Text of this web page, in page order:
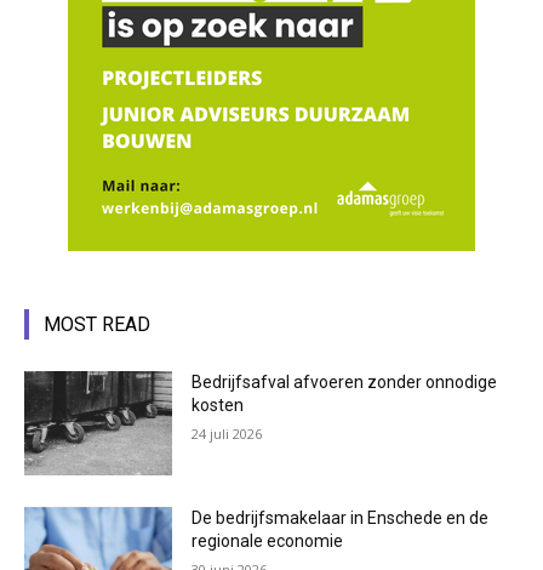
MOST READ
Bedrijfsafval afvoeren zonder onnodige
kosten
24 juli 2026
De bedrijfsmakelaar in Enschede en de
regionale economie